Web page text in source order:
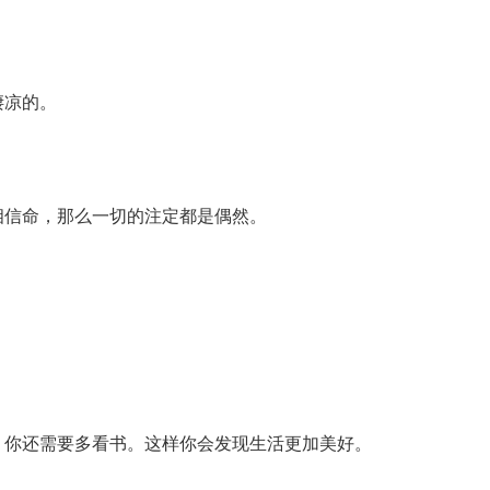
的。
命，那么一切的注定都是偶然。
还需要多看书。这样你会发现生活更加美好。